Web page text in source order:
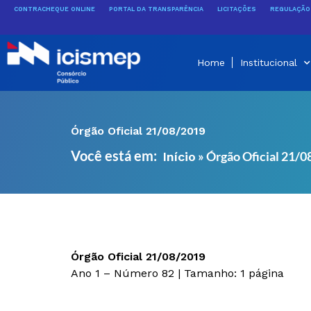
conteúdo
CONTRACHEQUE ONLINE PORTAL DA TRANSPARÊNCIA LICITAÇÕES
Home Institucional
Órgão Oficial 21/08/2019
Você está em: Início »Órgão Oficial 21/
Órgão Oficial 21/08/2019
Ano 1 – Número 82 | Tamanho: 1 página